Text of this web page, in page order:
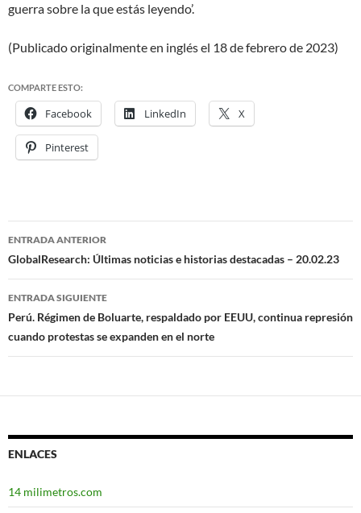
guerra sobre la que estás leyendo’.
(Publicado originalmente en inglés el 18 de febrero de 2023)
COMPARTE ESTO:
Facebook LinkedIn X
Pinterest
Navegación
de
entradas
ENTRADA ANTERIOR
GlobalResearch: Últimas noticias e historias destacadas – 20.02.23
ENTRADA SIGUIENTE
Perú. Régimen de Boluarte, respaldado por EEUU, continua represión
cuando protestas se expanden en el norte
ENLACES
14 milimetros.com